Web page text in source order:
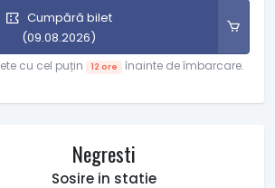
Cumpără bilet
(09.08.2026)
cu cel puțin 12 ore înainte de îmbarcare.
Negresti
Sosire in statie